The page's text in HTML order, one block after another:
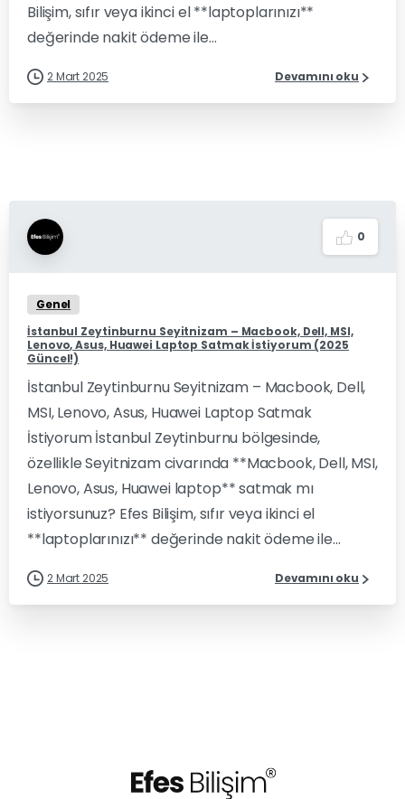
Bilişim, sıfır veya ikinci el **laptoplarınızı**
değerinde nakit ödeme ile...
2 Mart 2025 Devamını oku
0
Genel
İstanbul Zeytinburnu Seyitnizam – Macbook, Dell, MSI,
Lenovo, Asus, Huawei Laptop Satmak İstiyorum (2025
Güncel!)
İstanbul Zeytinburnu Seyitnizam – Macbook, Dell,
MSI, Lenovo, Asus, Huawei Laptop Satmak
İstiyorum İstanbul Zeytinburnu bölgesinde,
özellikle Seyitnizam civarında **Macbook, Dell, MSI,
Lenovo, Asus, Huawei laptop** satmak mı
istiyorsunuz? Efes Bilişim, sıfır veya ikinci el
**laptoplarınızı** değerinde nakit ödeme ile...
2 Mart 2025 Devamını oku